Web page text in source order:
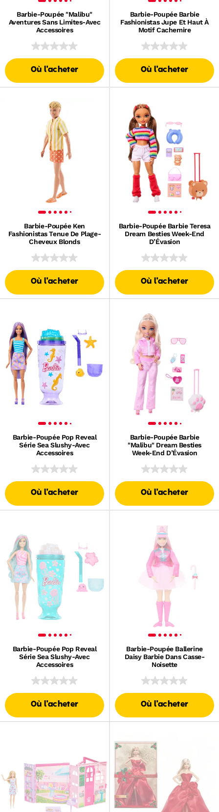
Barbie-Poupée "Malibu"
Aventures Sans Limites-Avec
Accessoires
Où l'acheter
Barbie-Poupée Barbie
Fashionistas Jupe Et Haut À
Motif Cachemire
Où l'acheter
Barbie-Poupée Ken
Fashionistas Tenue De Plage-
Cheveux Blonds
Où l'acheter
Barbie-Poupée Barbie Teresa
Dream Besties Week-End
D’Évasion
Où l'acheter
Barbie-Poupée Pop Reveal
Série Sea Slushy-Avec
Accessoires
Où l'acheter
Barbie-Poupée Barbie
"Malibu" Dream Besties
Week-End D’Évasion
Où l'acheter
Barbie-Poupée Pop Reveal
Série Sea Slushy-Avec
Accessoires
Où l'acheter
Barbie-Poupée Ballerine
Daisy Barbie Dans Casse-
Noisette
Où l'acheter